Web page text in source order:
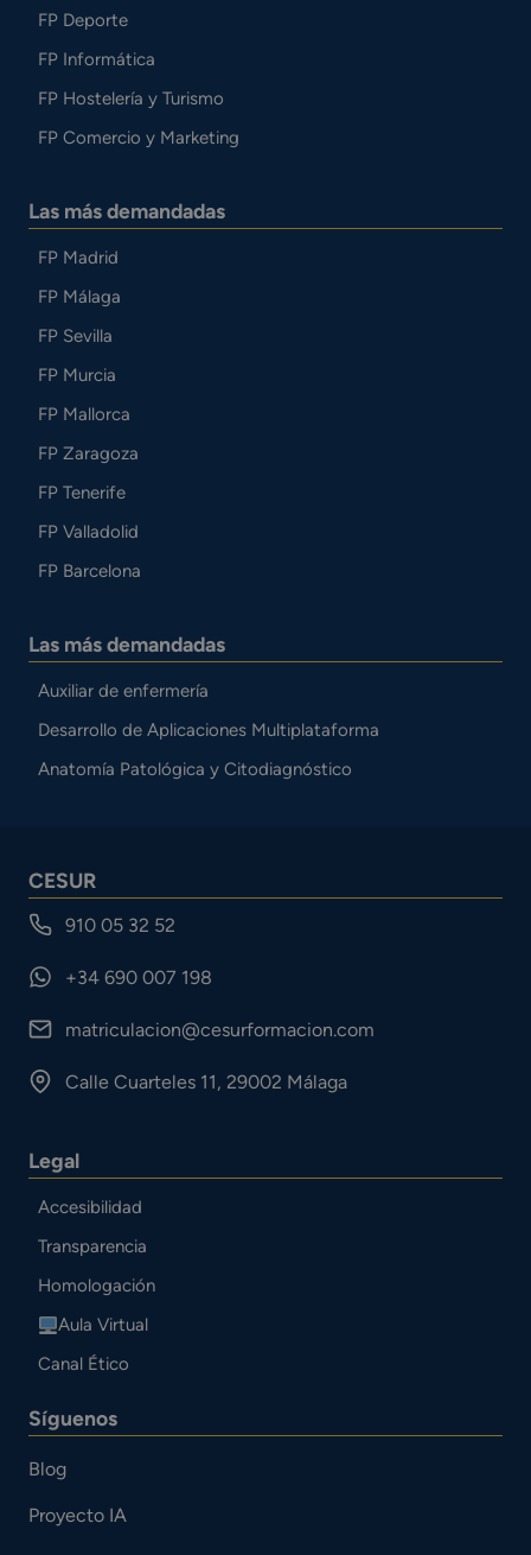
FP Deporte
FP Informática
FP Hostelería y Turismo
FP Comercio y Marketing
Las más demandadas
FP Madrid
FP Málaga
FP Sevilla
FP Murcia
FP Mallorca
FP Zaragoza
FP Tenerife
FP Valladolid
FP Barcelona
Las más demandadas
Auxiliar de enfermería
Desarrollo de Aplicaciones Multiplataforma
Anatomía Patológica y Citodiagnóstico
CESUR
910 05 32 52
+34 690 007 198
matriculacion@cesurformacion.com
Calle Cuarteles 11, 29002 Málaga
Legal
Accesibilidad
Transparencia
Homologación
Aula Virtual
Canal Ético
Síguenos
Blog
Proyecto IA